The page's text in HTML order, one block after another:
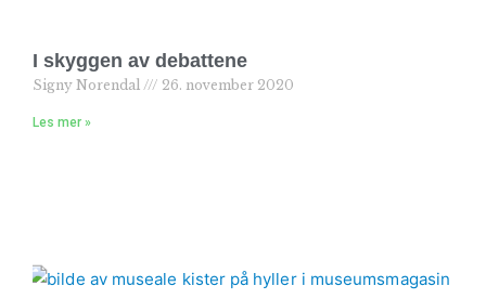
I skyggen av debattene
Signy Norendal 26. november 2020
Les mer »